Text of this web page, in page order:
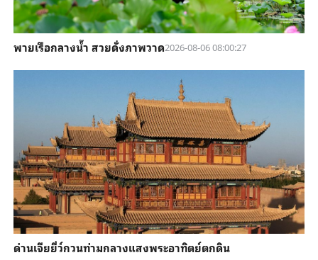
พายเรือกลางน้ำ สวยดั่งภาพวาด2026-08-06 08:00:27
ด่านเจียยี่ว์กวนท่ามกลางแสงพระอาทิตย์ตกดิน